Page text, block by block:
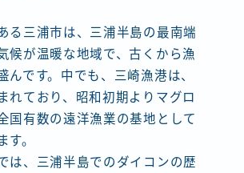
る三浦市は、三浦半島の最南端
候が温暖な地域で、古くから漁
んです。中でも、三崎漁港は、
れており、昭和初期よりマグロ
国有数の遠洋漁業の基地として
す。
は、三浦半島でのダイコンの歴